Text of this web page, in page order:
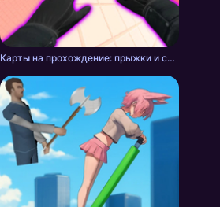
Карты на прохождение: прыжки и скольжение